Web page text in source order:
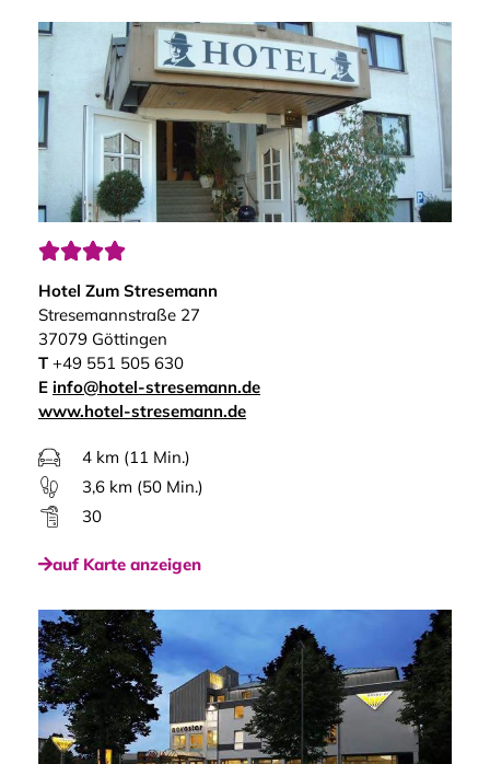

Hotel Zum Stresemann
Stresemannstraße 27
37079 Göttingen
T+49 551 505 630
E info@hotel-stresemann.de
www.hotel-stresemann.de
4 km (11 Min.)
3,6 km (50 Min.)
30
auf Karte anzeigen